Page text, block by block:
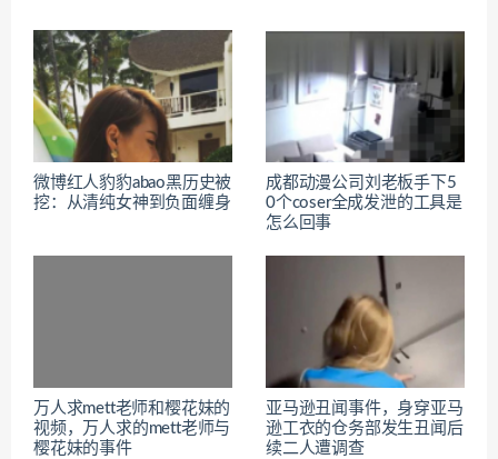
微博红人豹豹abao黑历史被
挖：从清纯女神到负面缠身
成都动漫公司刘老板手下5
0个coser全成发泄的工具是
怎么回事
万人求mett老师和樱花妹的
视频，万人求的mett老师与
樱花妹的事件
亚马逊丑闻事件，身穿亚马
逊工衣的仓务部发生丑闻后
续二人遭调查